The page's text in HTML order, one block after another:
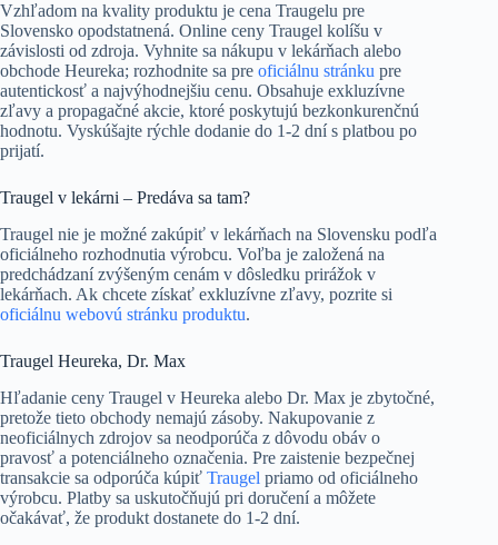
Vzhľadom na kvality produktu je cena Traugelu pre
Slovensko opodstatnená. Online ceny Traugel kolíšu v
závislosti od zdroja. Vyhnite sa nákupu v lekárňach alebo
obchode Heureka; rozhodnite sa pre oficiálnu stránku pre
autentickosť a najvýhodnejšiu cenu. Obsahuje exkluzívne
zľavy a propagačné akcie, ktoré poskytujú bezkonkurenčnú
hodnotu. Vyskúšajte rýchle dodanie do 1-2 dní s platbou po
prijatí.
Traugel v lekárni – Predáva sa tam?
Traugel nie je možné zakúpiť v lekárňach na Slovensku podľa
oficiálneho rozhodnutia výrobcu. Voľba je založená na
predchádzaní zvýšeným cenám v dôsledku prirážok v
lekárňach. Ak chcete získať exkluzívne zľavy, pozrite si
oficiálnu webovú stránku produktu.
Traugel Heureka, Dr. Max
Hľadanie ceny Traugel v Heureka alebo Dr. Max je zbytočné,
pretože tieto obchody nemajú zásoby. Nakupovanie z
neoficiálnych zdrojov sa neodporúča z dôvodu obáv o
pravosť a potenciálneho označenia. Pre zaistenie bezpečnej
transakcie sa odporúča kúpiť Traugel priamo od oficiálneho
výrobcu. Platby sa uskutočňujú pri doručení a môžete
očakávať, že produkt dostanete do 1-2 dní.